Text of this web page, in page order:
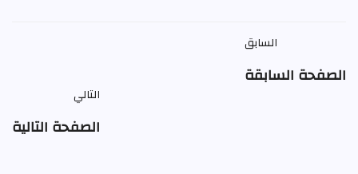
السابق
الصفحة السابقة
التالي
الصفحة التالية